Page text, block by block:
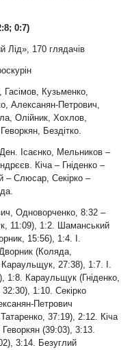
0:7)
Лід», 170 глядачів
Кузьменко,
Алексанян-Петрович,
Олійник, Хохлов,
Бездітко.
Ісаєнко, Мельников –
Кіча – Гніденко –
– Слюсар, Секірко –
Одноворченко, 8:32 –
11:09), 1:2. Шаманський
15:56), 1:4. І.
(Коляда,
27:38), 1:7. І.
Караульщук (Гніденко,
1:10. Секірко
Петрович
37:19), 2:12. Кіча
(39:03), 3:13.
3:14. Безуглий